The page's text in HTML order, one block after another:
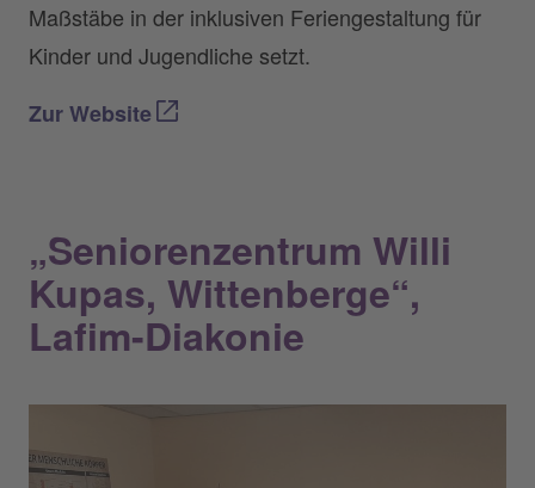
Maßstäbe in der inklusiven Feriengestaltung für
Kinder und Jugendliche setzt.
Zur Website
„Seniorenzentrum Willi
Kupas, Wittenberge“,
Lafim-Diakonie